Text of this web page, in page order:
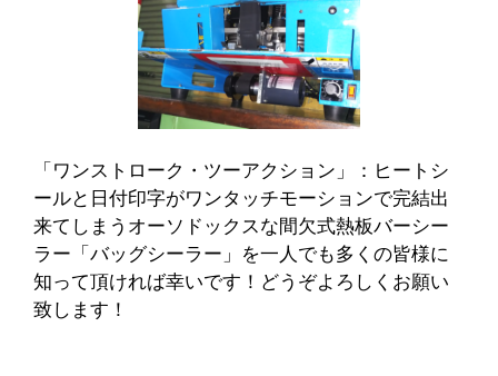
「ワンストローク・ツーアクション」：ヒートシ
ールと日付印字がワンタッチモーションで完結出
来てしまうオーソドックスな間欠式熱板バーシー
ラー「バッグシーラー」を一人でも多くの皆様に
知って頂ければ幸いです！どうぞよろしくお願い
致します！